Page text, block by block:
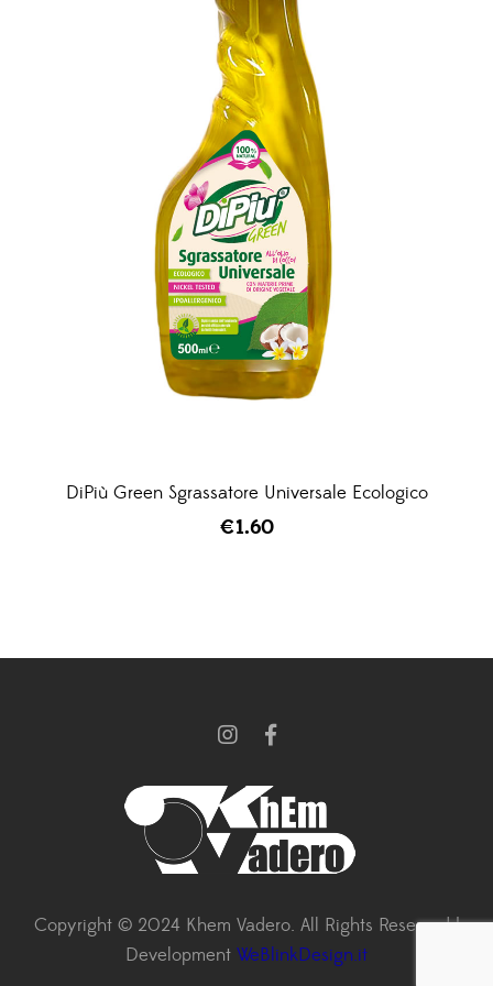
DiPiù Green Sgrassatore Universale Ecologico
€1.60
Copyright © 2024 Khem Vadero. All Rights Reserved |
Development WeBlinkDesign.it